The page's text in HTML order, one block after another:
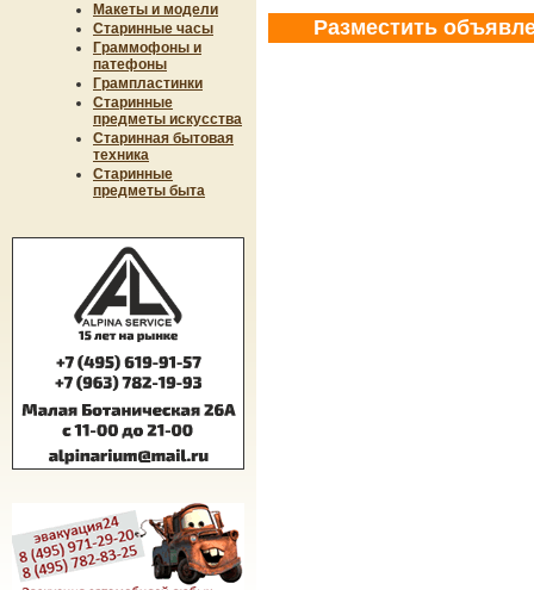
Макеты и модели
Старинные часы
Граммофоны и
патефоны
Грампластинки
Старинные
предметы искусства
Старинная бытовая
техника
Старинные
предметы быта
Разместить